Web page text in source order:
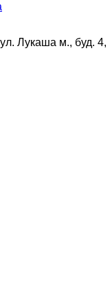
Лукаша м., буд. 4,